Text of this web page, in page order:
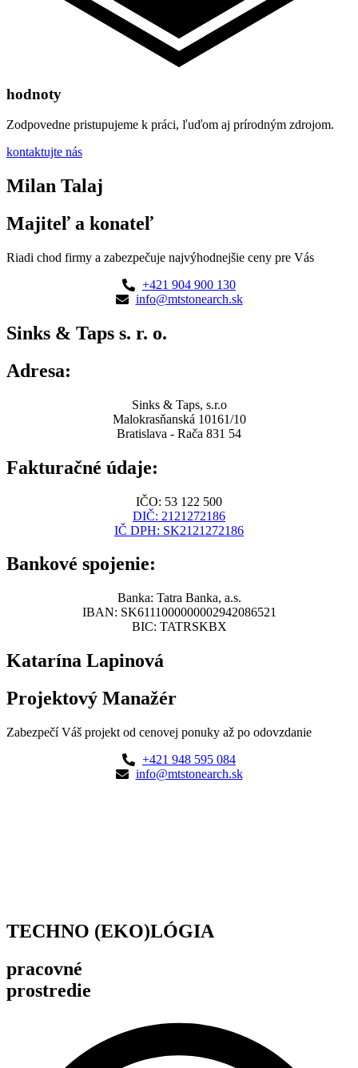
hodnoty
Zodpovedne pristupujeme k práci, ľuďom aj prírodným zdrojom.
kontaktujte nás
Milan Talaj
Majiteľ a konateľ
Riadi chod firmy a zabezpečuje najvýhodnejšie ceny pre Vás
+421 904 900 130
info@mtstonearch.sk
Sinks & Taps s. r. o.
Adresa:
Sinks & Taps, s.r.o
Malokrasňanská 10161/10
Bratislava - Rača 831 54
Fakturačné údaje:
IČO: 53 122 500
DIČ: 2121272186
IČ DPH: SK2121272186
Bankové spojenie:
Banka: Tatra Banka, a.s.
IBAN: SK6111000000002942086521
BIC: TATRSKBX
Katarína Lapinová
Projektový Manažér
Zabezpečí Váš projekt od cenovej ponuky až po odovzdanie
+421 948 595 084
info@mtstonearch.sk
TECHNO (EKO)LÓGIA
pracovné
prostredie